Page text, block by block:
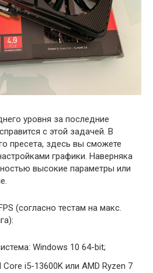
уровня за последние
с этой задачей. В
пресета, здесь вы сможете
графики. Наверняка
высокие параметры или
(согласно тестам на макс.
Windows 10 64-bit;
i5-13600K или AMD Ryzen 7